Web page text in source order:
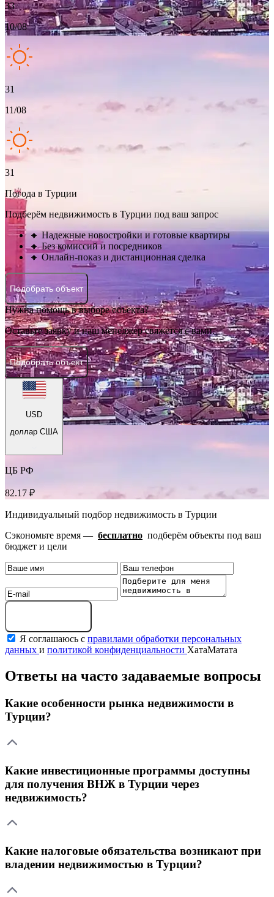
33
10/08
31
11/08
31
Погода в Турции
Подберём недвижимость в Турции под ваш запрос
🔸 Надежные новостройки и готовые квартиры
🔸 Без комиссий и посредников
🔸 Онлайн-показ и дистанционная сделка
Подобрать объект
Нужна помощь в выборе объекта?
Оставьте заявку и наш менеджер свяжется с вами.
Подобрать объект
USD
доллар США
ЦБ РФ
82.17 ₽
Индивидуальный подбор недвижимость в Турции
Сэкономьте время — бесплатно подберём объекты под ваш
бюджет и цели
Я соглашаюсь с правилами обработки персональных
данных и политикой конфиденциальности ХатаМатата
Ответы на часто задаваемые вопросы
Какие особенности рынка недвижимости в
Турции?
Какие инвестиционные программы доступны
для получения ВНЖ в Турции через
недвижимость?
Какие налоговые обязательства возникают при
владении недвижимостью в Турции?